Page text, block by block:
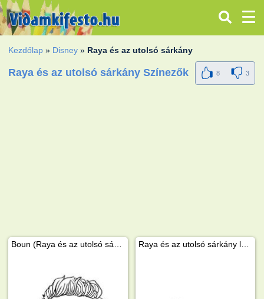
Kezdőlap » Disney » Raya és az utolsó sárkány
Raya és az utolsó sárkány Színezők 8 3